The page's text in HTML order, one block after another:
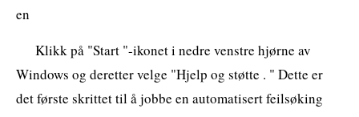
en
Klikk på "Start "-ikonet i nedre venstre hjørne av
Windows og deretter velge "Hjelp og støtte . " Dette er
det første skrittet til å jobbe en automatisert feilsøking